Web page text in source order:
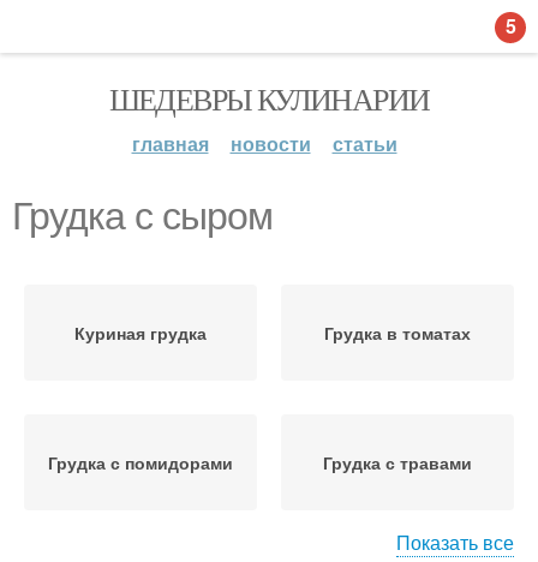
ШЕДЕВРЫ КУЛИНАРИИ
главная новости статьи
Грудка с сыром
Куриная грудка Грудка в томатах
Грудка с помидорами Грудка с травами
Показать все
5